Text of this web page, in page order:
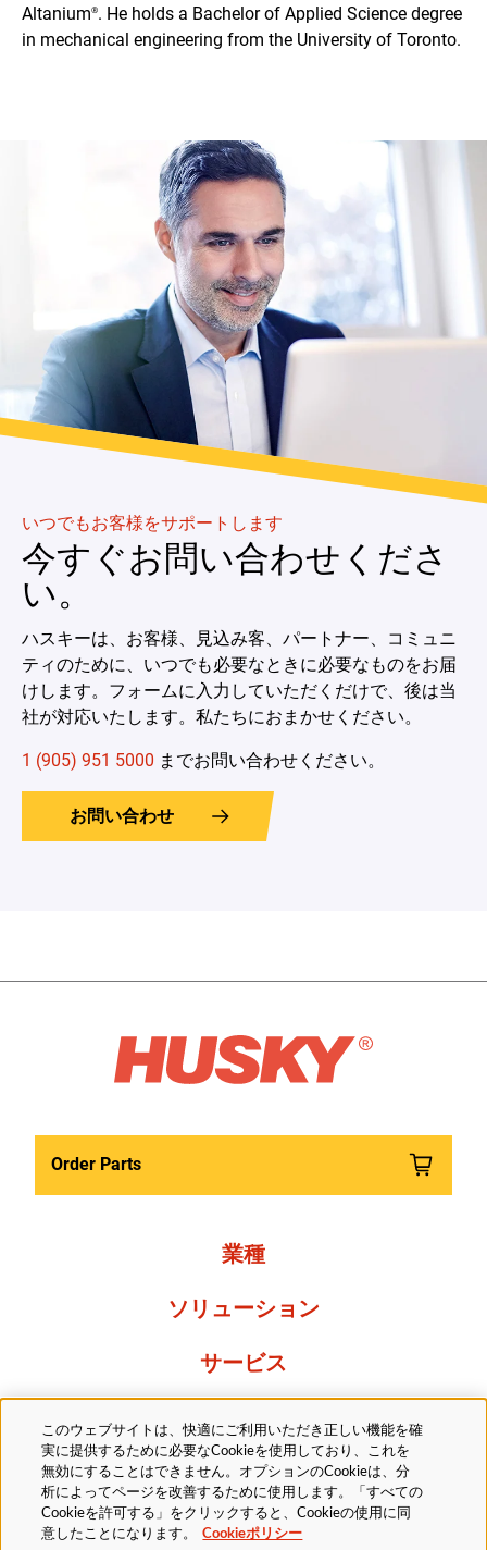
Altanium®. He holds a Bachelor of Applied Science degree
in mechanical engineering from the University of Toronto.
いつでもお客様をサポートします
今すぐお問い合わせくださ
い。
ハスキーは、お客様、見込み客、パートナー、コミュニ
ティのために、いつでも必要なときに必要なものをお届
けします。フォームに入力していただくだけで、後は当
社が対応いたします。私たちにおまかせください。
1 (905) 951 5000 までお問い合わせください。
お問い合わせ
Order Parts
業種
ソリューション
サービス
Resources
当社について
このウェブサイトは、快適にご利用いただき正しい機能を確
実に提供するために必要なCookieを使用しており、これを
無効にすることはできません。オプションのCookieは、分
析によってページを改善するために使用します。「すべての
Cookieを許可する」をクリックすると、Cookieの使用に同
意したことになります。
Cookieポリシー